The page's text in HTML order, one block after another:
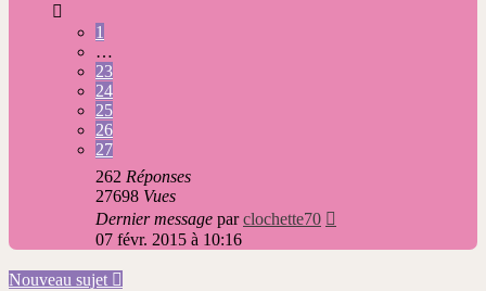
1
…
23
24
25
26
27
262 Réponses
27698 Vues
Dernier message parclochette70
07 févr. 2015 à 10:16
Nouveau sujet